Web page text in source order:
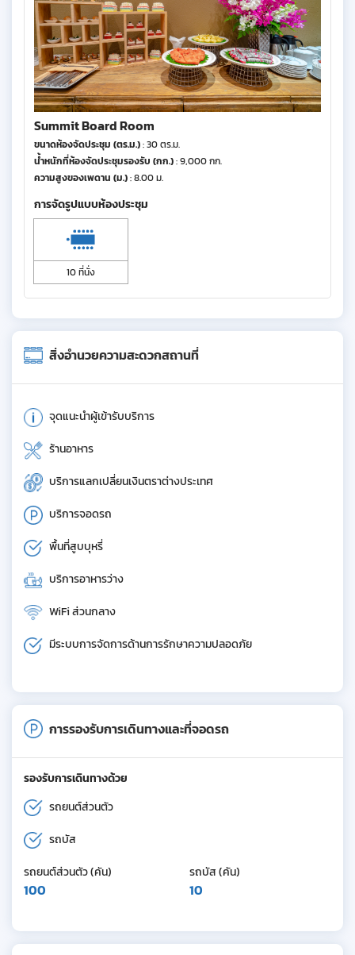
Summit Board Room
ขนาดห้องจัดประชุม (ตร.ม.): 30 ตร.ม.
น้ำหนักที่ห้องจัดประชุมรองรับ (กก.): 9,000 กก.
ความสูงของเพดาน (ม.): 8.00 ม.
การจัดรูปแบบห้องประชุม
10 ที่นั่ง
สิ่งอำนวยความสะดวกสถานที่
จุดแนะนำผู้เข้ารับบริการ
ร้านอาหาร
บริการแลกเปลี่ยนเงินตราต่างประเทศ
บริการจอดรถ
พื้นที่สูบบุหรี่
บริการอาหารว่าง
WiFi ส่วนกลาง
มีระบบการจัดการด้านการรักษาความปลอดภัย
การรองรับการเดินทางและที่จอดรถ
รองรับการเดินทางด้วย
รถยนต์ส่วนตัว
รถบัส
รถยนต์ส่วนตัว (คัน)
100
รถบัส (คัน)
10